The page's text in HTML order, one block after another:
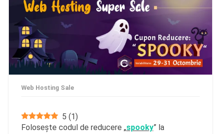
Web Hosting Sale
5 (1)
Folosește codul de reducere „spooky” la